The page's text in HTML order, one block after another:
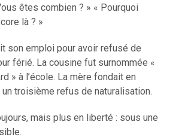
êtes combien ? » « Pourquoi
là ? »
son emploi pour avoir refusé de
férié. La cousine fut surnommée «
» à l’école. La mère fondait en
un troisième refus de naturalisation.
mais plus en liberté : sous une